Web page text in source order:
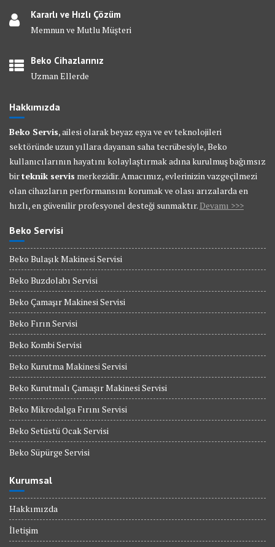
Kararlı ve Hızlı Çözüm
Memnun ve Mutlu Müşteri
Beko Cihazlarınız
Uzman Ellerde
Hakkımızda
Beko Servis, ailesi olarak beyaz eşya ve ev teknolojileri
sektöründe uzun yıllara dayanan saha tecrübesiyle, Beko
kullanıcılarının hayatını kolaylaştırmak adına kurulmuş bağımsız
birteknik servis merkezidir. Amacımız, evlerinizin vazgeçilmezi
olan cihazların performansını korumak ve olası arızalarda en
hızlı, en güvenilir profesyonel desteği sunmaktır. Devamı >>>
Beko Servisi
Beko Bulaşık Makinesi Servisi
Beko Buzdolabı Servisi
Beko Çamaşır Makinesi Servisi
Beko Fırın Servisi
Beko Kombi Servisi
Beko Kurutma Makinesi Servisi
Beko Kurutmalı Çamaşır Makinesi Servisi
Beko Mikrodalga Fırını Servisi
Beko Setüstü Ocak Servisi
Beko Süpürge Servisi
Kurumsal
Hakkımızda
İletişim